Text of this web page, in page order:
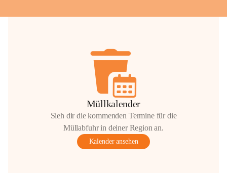
Müllkalender
Sieh dir die kommenden Termine für die
Müllabfuhr in deiner Region an.
Kalender ansehen